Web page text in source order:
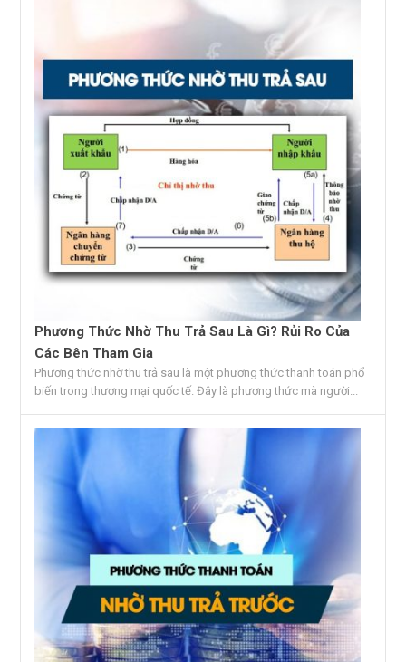
Phương Thức Nhờ Thu Trả Sau Là Gì? Rủi Ro Của
Các Bên Tham Gia
Phương thức nhờ thu trả sau là một phương thức thanh toán phổ
biến trong thương mại quốc tế. Đây là phương thức mà người...